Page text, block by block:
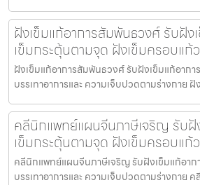
ฝังเข็มแก้อาการสัมพันธวงศ์ รับฝัง
เข็มกระตุ้นตามจุด ฝังเข็มครอบแก้
ฝังเข็มแก้อาการสัมพันธวงศ์ รับฝังเข็มแก้อาก
บรรเทาอาการและ ความเจ็บปวดตามร่างกาย ฝั
คลีนิกแพทย์แผนจีนภาษีเจริญ รับฝั
เข็มกระตุ้นตามจุด ฝังเข็มครอบแก้
คลีนิกแพทย์แผนจีนภาษีเจริญ รับฝังเข็มแก้อาก
บรรเทาอาการและ ความเจ็บปวดตามร่างกาย